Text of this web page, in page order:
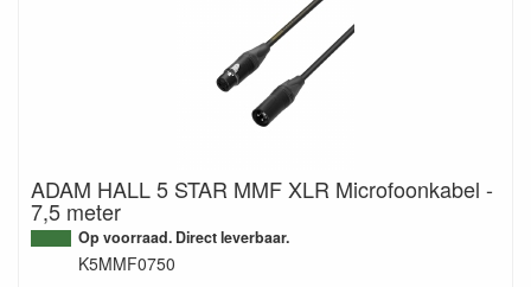
ADAM HALL 5 STAR MMF XLR Microfoonkabel -
7,5 meter
Op voorraad. Direct leverbaar.
K5MMF0750